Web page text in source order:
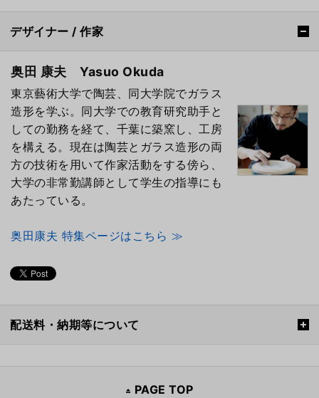
デザイナー / 作家
奥田 康夫 Yasuo Okuda
東京藝術大学で陶芸、同大学院でガラス
造形を学ぶ。同大学での教育研究助手と
しての勤務を経て、千葉に築窯し、工房
を構える。現在は陶芸とガラス造形の両
方の技術を用いて作家活動をする傍ら、
大学の非常勤講師として学生の指導にも
あたっている。
奥田康夫 特集ページはこちら ≫
配送料・納期等について
PAGE TOP